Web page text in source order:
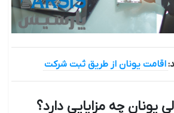
اقامت یونان از طریق ثبت شرکت
یونان چه مزایایی دارد؟